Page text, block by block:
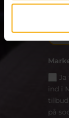
Ja
ind i
på